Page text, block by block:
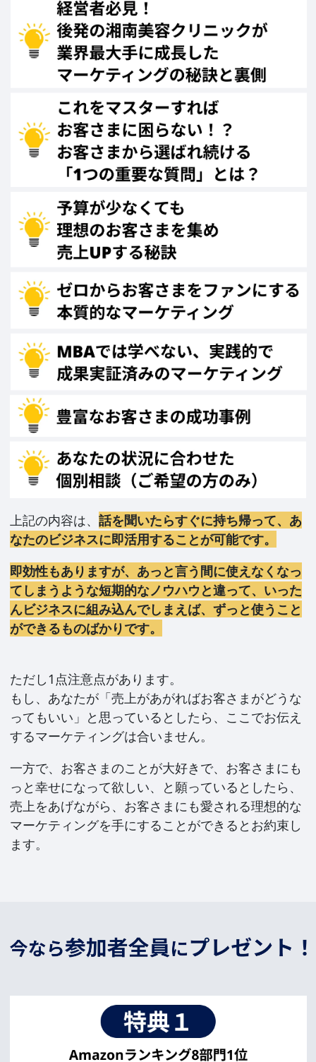
上記の内容は、 話を聞いたらすぐに持ち帰って、あ
なたのビジネスに即活用することが可能です。
即効性もありますが、あっと言う間に使えなくなっ
てしまうような短期的なノウハウと違って、いった
んビジネスに組み込んでしまえば、ずっと使うこと
ができるものばかりです。
ただし1点注意点があります。
もし、あなたが「売上があがればお客さまがどうな
ってもいい」と思っているとしたら、ここでお伝え
するマーケティングは合いません。
一方で、お客さまのことが大好きで、お客さまにも
っと幸せになって欲しい、と願っているとしたら、
売上をあげながら、お客さまにも愛される理想的な
マーケティングを手にすることができるとお約束し
ます。